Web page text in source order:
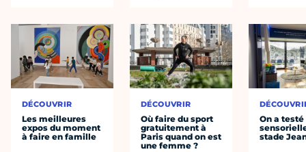
DÉCOUVRIR
Les meilleures
expos du moment
à faire en famille
DÉCOUVRIR
Où faire du sport
gratuitement à
Paris quand on est
une femme ?
On a
stade